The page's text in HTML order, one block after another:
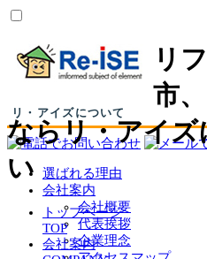
リ
市
ならリ・アイ
い
トップページ
TOP
会社案内
リ・アイズについて
選ばれる理由
会社案内
会社概要
代表挨拶
企業理念